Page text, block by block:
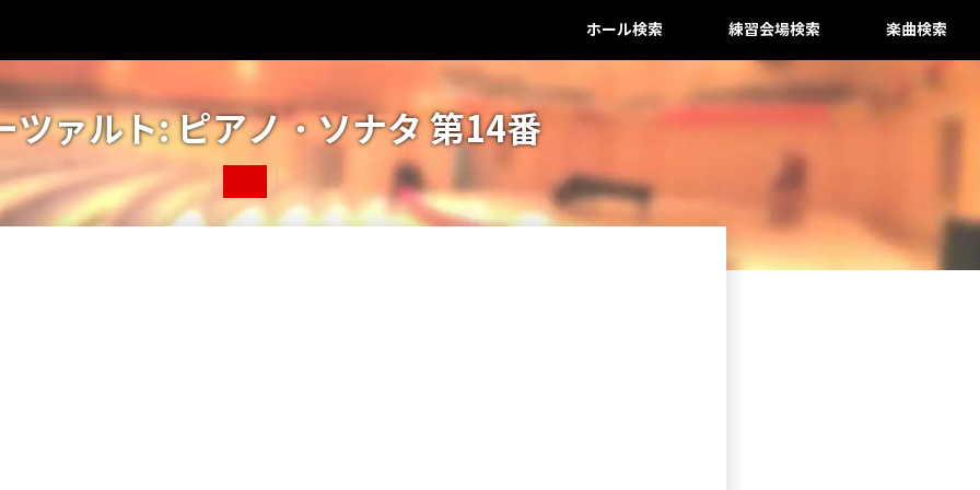
ホール検索 練習会場検索 楽曲検索
ツァルト: ピアノ・ソナタ 第14番